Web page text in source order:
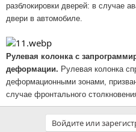
разблокировки дверей: в случае
двери в автомобиле.
Рулевая колонка с
деформации. Рулевая колонка
деформационными зонами,
случае фронтального
Войдите или